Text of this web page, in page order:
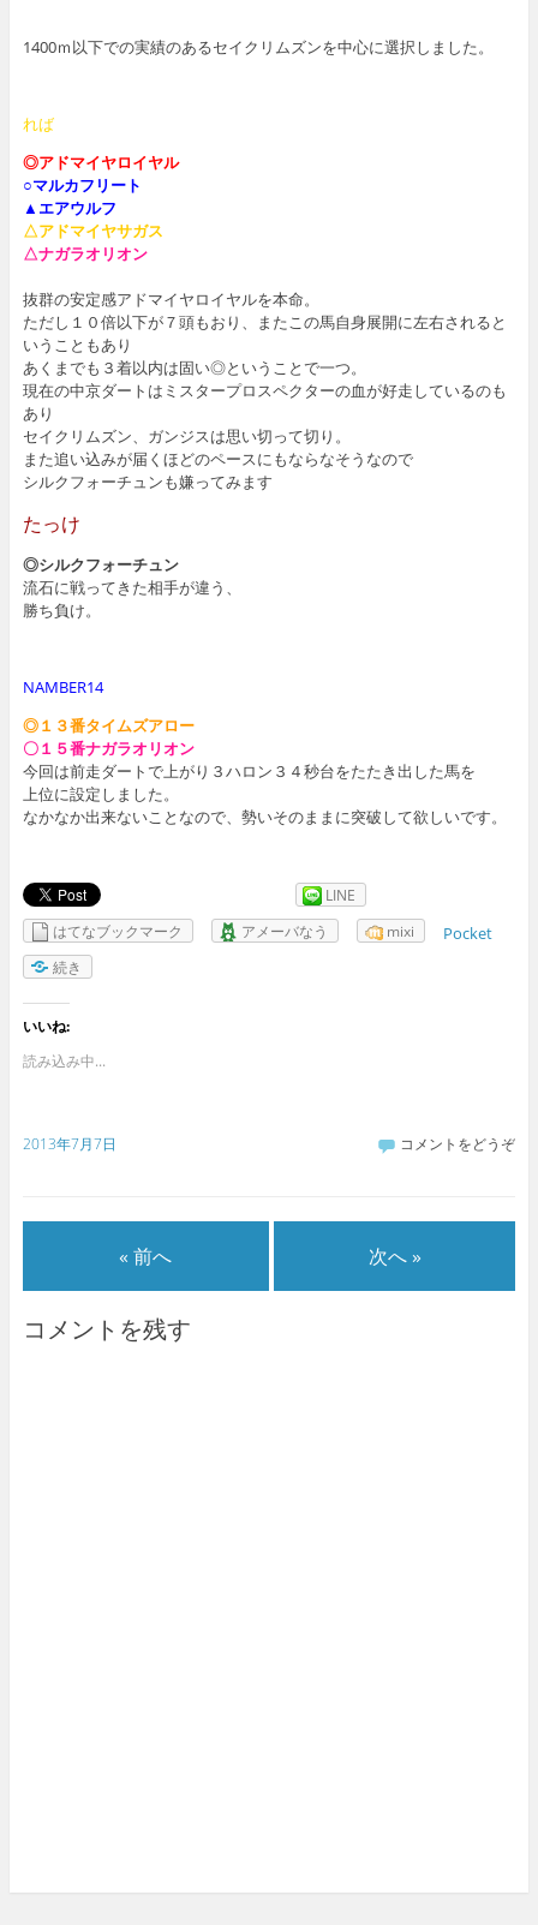
1400ｍ以下での実績のあるセイクリムズンを中心に選択しました。
れば
◎アドマイヤロイヤル
○マルカフリート
▲エアウルフ
△アドマイヤサガス
△ナガラオリオン
抜群の安定感アドマイヤロイヤルを本命。
ただし１０倍以下が７頭もおり、またこの馬自身展開に左右されると
いうこともあり
あくまでも３着以内は固い◎ということで一つ。
現在の中京ダートはミスタープロスペクターの血が好走しているのも
あり
セイクリムズン、ガンジスは思い切って切り。
また追い込みが届くほどのペースにもならなそうなので
シルクフォーチュンも嫌ってみます
たっけ
◎シルクフォーチュン
流石に戦ってきた相手が違う、
勝ち負け。
NAMBER14
◎１３番タイムズアロー
〇１５番ナガラオリオン
今回は前走ダートで上がり３ハロン３４秒台をたたき出した馬を
上位に設定しました。
なかなか出来ないことなので、勢いそのままに突破して欲しいです。
LINE
はてなブックマーク
アメーバなう mixi Pocket
続き
いいね:
読み込み中...
2013年7月7日 コメントをどうぞ
« 前へ 次へ »
コメントを残す